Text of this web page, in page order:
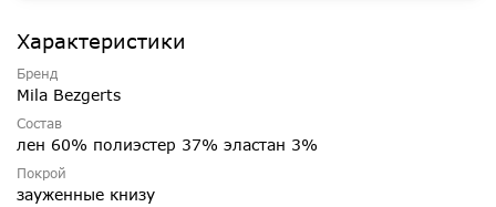
Характеристики
Бренд
Mila Bezgerts
Состав
лен 60% полиэстер 37% эластан 3%
Покрой
зауженные книзу